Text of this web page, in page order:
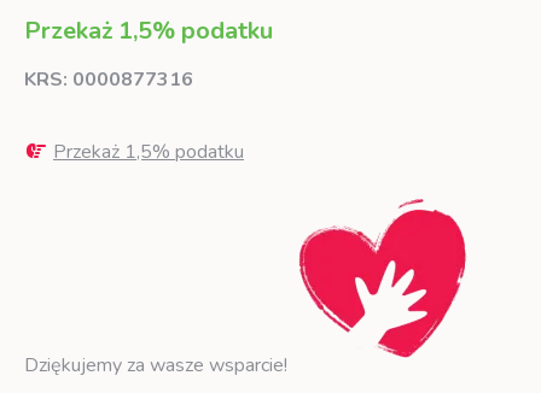
Przekaż 1,5% podatku
KRS: 0000877316
Przekaż 1,5% podatku
Dziękujemy za wasze wsparcie!